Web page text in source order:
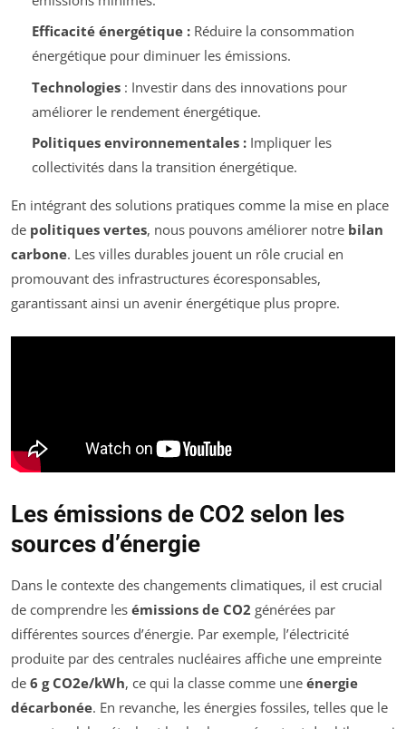
Efficacité énergétique :Réduire la consommation
énergétique pour diminuer les émissions.
Technologies: Investir dans des innovations pour
améliorer le rendement énergétique.
Politiques environnementales :Impliquer les
collectivités dans la transition énergétique.
En intégrant des solutions pratiques comme la mise en place
de politiques vertes, nous pouvons améliorer notre bilan
carbone. Les villes durables jouent un rôle crucial en
promouvant des infrastructures écoresponsables,
garantissant ainsi un avenir énergétique plus propre.
Les émissions de CO2 selon les
sources d’énergie
Dans le contexte des changements climatiques, il est crucial
de comprendre les émissions de CO2 générées par
différentes sources d’énergie. Par exemple, l’électricité
produite par des centrales nucléaires affiche une empreinte
de 6 g CO2e/kWh, ce qui la classe comme une énergie
décarbonée. En revanche, les énergies fossiles, telles que le